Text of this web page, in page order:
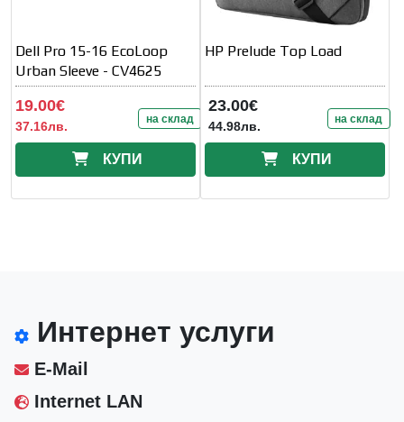
Dell Pro 15-16 EcoLoop
Urban Sleeve - CV4625
19.00€
37.16лв. на склад
КУПИ
HP Prelude Top Load
23.00€
44.98лв. на склад
КУПИ
Интернет услуги
E-Mail
Internet LAN